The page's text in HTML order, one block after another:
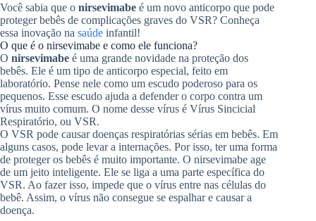
Você sabia que o nirsevimabe é um novo anticorpo que pode
proteger bebês de complicações graves do VSR? Conheça
essa inovação na saúde infantil!
O que é o nirsevimabe e como ele funciona?
O nirsevimabe é uma grande novidade na proteção dos
bebês. Ele é um tipo de anticorpo especial, feito em
laboratório. Pense nele como um escudo poderoso para os
pequenos. Esse escudo ajuda a defender o corpo contra um
vírus muito comum. O nome desse vírus é Vírus Sincicial
Respiratório, ou VSR.
O VSR pode causar doenças respiratórias sérias em bebês. Em
alguns casos, pode levar a internações. Por isso, ter uma forma
de proteger os bebês é muito importante. O nirsevimabe age
de um jeito inteligente. Ele se liga a uma parte específica do
VSR. Ao fazer isso, impede que o vírus entre nas células do
bebê. Assim, o vírus não consegue se espalhar e causar a
doença.